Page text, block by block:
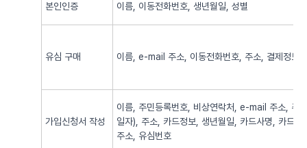
본인인증 이름, 이동전화번호, 생년월일, 성별
유심 구매 이름, e-mail 주소, 이동전화번호, 주소, 결제정보,
가입신청서 작성
이름, 주민등록번호, 비상연락처, e-mail 주소, 주
일자), 주소, 카드정보, 생년월일, 카드사명, 카드
주소, 유심번호